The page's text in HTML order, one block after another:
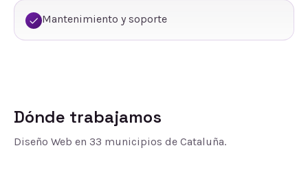
Mantenimiento y soporte
Dónde trabajamos
Diseño Web en 33 municipios de Cataluña.